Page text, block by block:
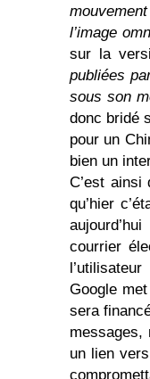
l’image
sur la
publiées
sous son
donc bridé
pour un
bien un
C’est ainsi
qu’hier
courrier
Google
sera
messages,
un lien